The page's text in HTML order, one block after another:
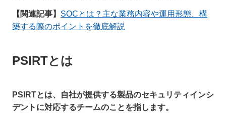
【関連記事】 SOCとは？主な業務内容や運用形態、構
築する際のポイントを徹底解説
PSIRTとは
PSIRTとは、自社が提供する製品のセキュリティインシ
デントに対応するチームのことを指します。